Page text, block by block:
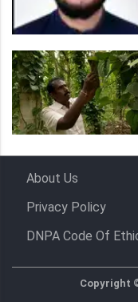
About Us
Privacy Policy
DNPA Code Of
Copyright